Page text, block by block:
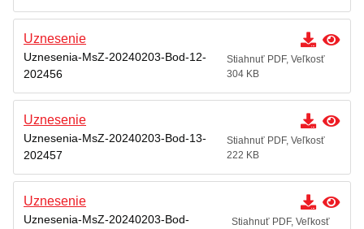
Uznesenie
Uznesenia-MsZ-20240203-Bod-12-
202456
Stiahnuť PDF, Veľkosť
304 KB
Uznesenie
Uznesenia-MsZ-20240203-Bod-13-
202457
Stiahnuť PDF, Veľkosť
222 KB
Uznesenie
Uznesenia-MsZ-20240203-Bod-
Stiahnuť PDF, Veľkosť